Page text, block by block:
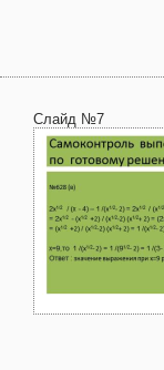
Слайд №7